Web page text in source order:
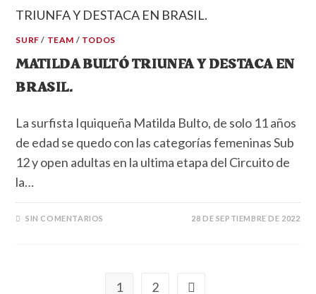
SURF / TEAM / TODOS
MATILDA BULTÓ TRIUNFA Y DESTACA EN
BRASIL.
La surfista Iquiqueña Matilda Bulto, de solo 11 años
de edad se quedo con las categorías femeninas Sub
12 y open adultas en la ultima etapa del Circuito de
la…
SIN COMENTARIOS 28 DE SEPTIEMBRE DE 2022
1 2